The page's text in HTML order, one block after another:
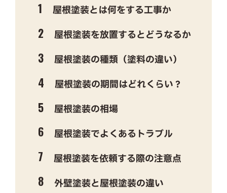
屋根塗装とは何をする工事か
屋根塗装を放置するとどうなるか
屋根塗装の種類（塗料の違い）
屋根塗装の期間はどれくらい？
屋根塗装の相場
屋根塗装でよくあるトラブル
屋根塗装を依頼する際の注意点
外壁塗装と屋根塗装の違い